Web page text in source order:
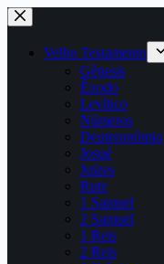
Pular
para
conteúdo
Velho Testamento
Gênesis
Êxodo
Levítico
Números
Deuteronômio
Josué
Juízes
Rute
1 Samuel
2 Samuel
1 Reis
2 Reis